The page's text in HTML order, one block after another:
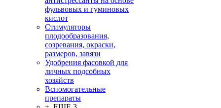
фульвовых и гуминовых
кислот
Стимуляторы
плодообразования,
созревания, окраски,
размеров, завязи
Удобрения фасовкой для
личных подсобных
хозяйств
Вспомогательные
препараты